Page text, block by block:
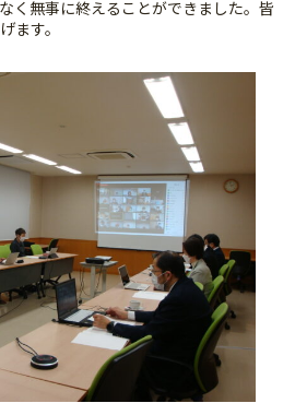
く無事に終えることができました。皆
ます。